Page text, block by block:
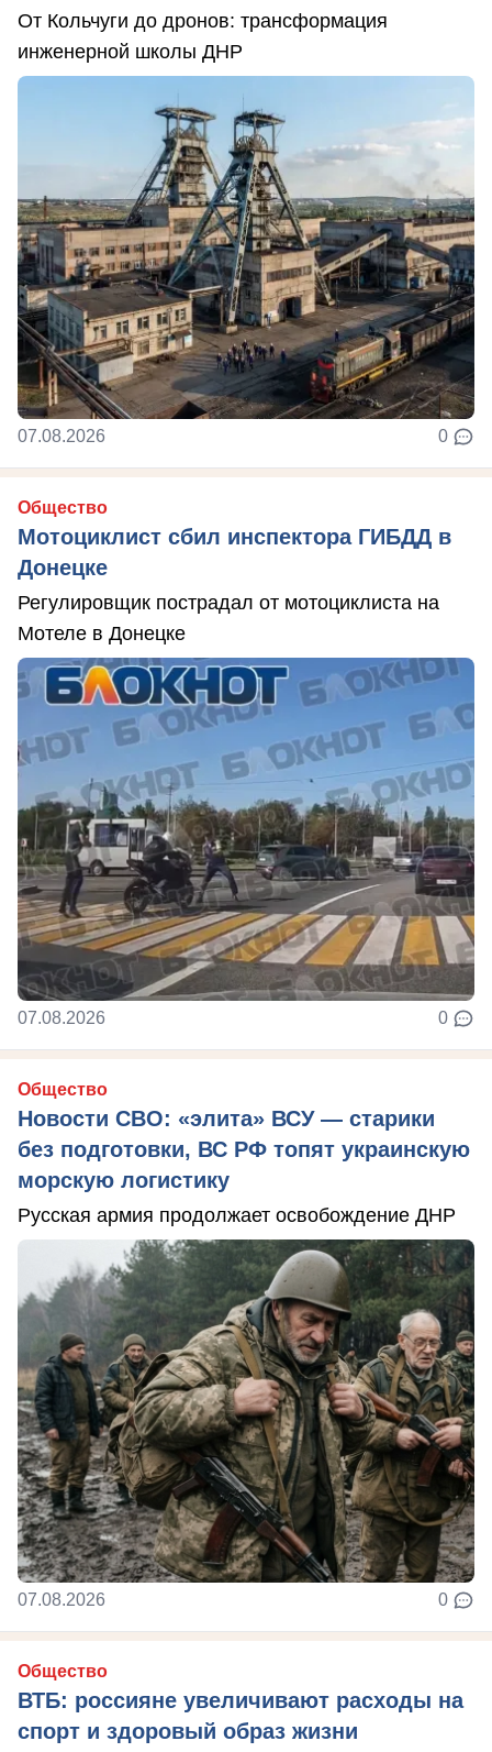
От Кольчуги до дронов: трансформация
инженерной школы ДНР
07.08.2026 0
Общество
Мотоциклист сбил инспектора ГИБДД в
Донецке
Регулировщик пострадал от мотоциклиста на
Мотеле в Донецке
07.08.2026 0
Общество
Новости СВО: «элита» ВСУ — старики
без подготовки, ВС РФ топят украинскую
морскую логистику
Русская армия продолжает освобождение ДНР
07.08.2026 0
Общество
ВТБ: россияне увеличивают расходы на
спорт и здоровый образ жизни